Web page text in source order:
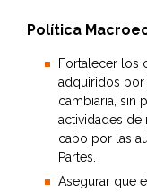
Política
Fortalecer los
adquiridos por
cambiaria, sin
actividades de
cabo por las
Partes.
Asegurar que